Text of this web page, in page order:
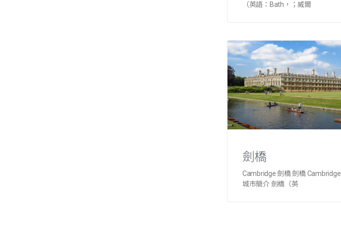
（英語：Bath，；威爾
劍橋
Cambridge 劍橋 劍橋 Cambridge
城市簡介 劍橋（英